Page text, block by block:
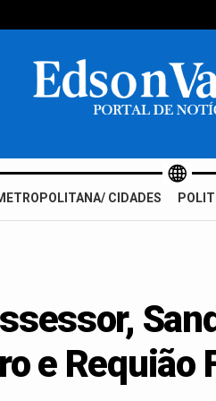
CIDADES
e Requião